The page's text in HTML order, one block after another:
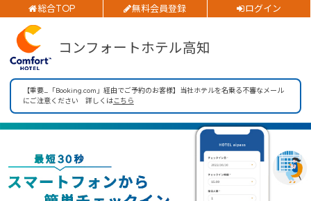
総合TOP 無料会員登録 ログイン
コンフォートホテル高知
チェックイン日
チェックアウト日
部屋数
大人人数
空室検索
【重要_「Booking.com」経由でご予約のお客様】当社ホテルを名乗る不審なメール
にご注意ください 詳しくはこちら
公式Webサイトからのご予約